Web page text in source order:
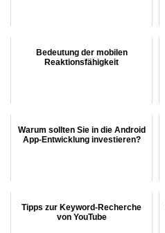
Bedeutung der mobilen
Reaktionsfähigkeit
Warum sollten Sie in die Android
App-Entwicklung investieren?
Tipps zur Keyword-Recherche
von YouTube